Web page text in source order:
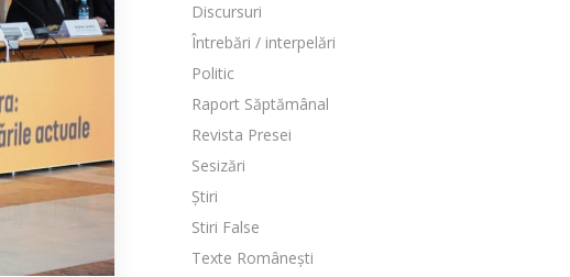
Discursuri
Întrebări / interpelări
Politic
Raport Săptămânal
Revista Presei
Sesizări
Știri
Stiri False
Texte Românești